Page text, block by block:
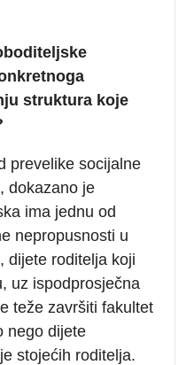
struktura koje
prevelike socijalne
dokazano je
ima jednu od
nepropusnosti u
dijete roditelja koji
uz ispodprosječna
teže završiti fakultet
nego dijete
stojećih roditelja.